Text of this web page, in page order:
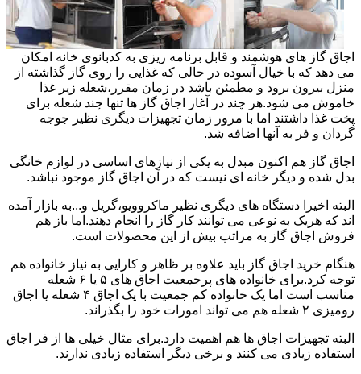
اجاق گاز های هوشمند و قابل برنامه ریزی به کدبانوی خانه امکان
می دهد که با خیال آسوده در حالی که غذایی را روی گاز گذاشته از
منزل بیرون برود و مطمئن باشد در زمان مقرر،شعله زیر غذا
خاموش می شود.هر چند در آغاز اجاق گاز ها تنها چند شعله برای
پخت غذا داشتند اما با مرور زمان تجهیزات دیگری نظیر جوجه
گردان و فر به آنها اضافه شد.
اجاق گاز هم اکنون مبدل به یکی از نیازهای اساسی در لوازم خانگی
بدل شده و دیگر خانه ای نیست که در آن اجاق گاز موجود نباشد.
البته اخیرا دستگاه های دیگری نظیر ماکروویو،گریل و...به بازار آمده
اند که هریک به نوعی می توانند کار گاز را انجام دهند.اما باز هم
فروش اجاق گاز به مراتب بیش از این محصولات است.
هنگام خرید اجاق گاز باید علاوه بر ظاهر و کارایی به نیاز خانواده هم
توجه کرد.برای خانواده های پرجمعیت اجاق های ۵ یا ۶ شعله
مناسب است اما یک خانواده کم جمعیت با یک اجاق ۴ شعله یا اجاق
رومیزی ۲ شعله هم می تواند امورات خود را بگذراند.
البته تجهیزات اجاق ها هم اهمیت دارد.برای مثال خیلی ها از فر اجاق
استفاده زیادی می کنند و برخی دیگر استفاده زیادی ندارند.